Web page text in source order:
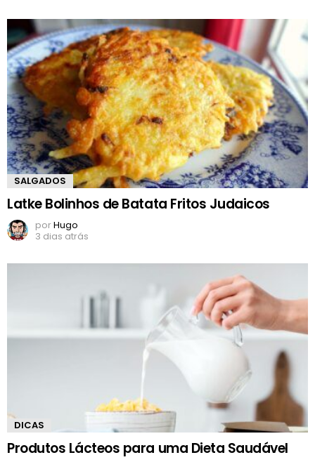
SALGADOS
Latke Bolinhos de Batata Fritos Judaicos
porHugo
3 dias atrás
DICAS
Produtos Lácteos para uma Dieta Saudável